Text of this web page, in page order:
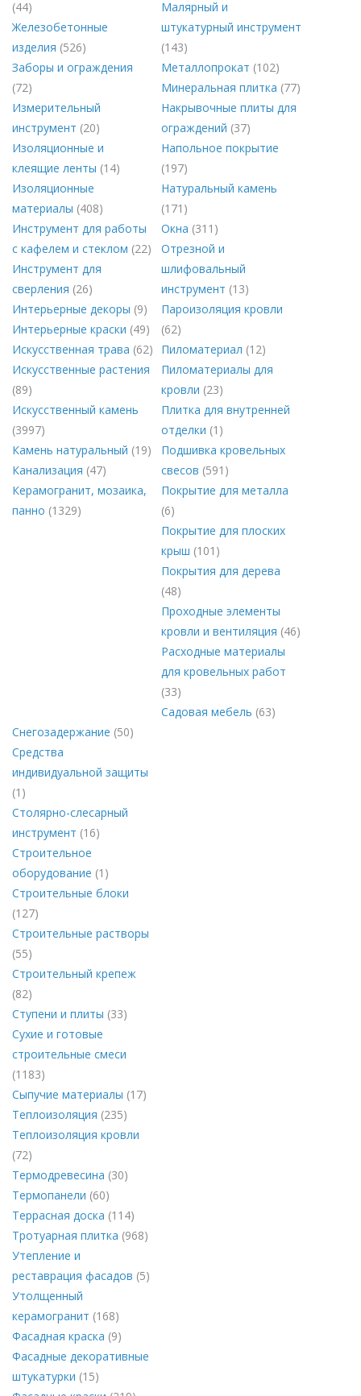
(44)
Железобетонные
изделия (526)
Заборы и ограждения
(72)
Измерительный
инструмент (20)
Изоляционные и
клеящие ленты (14)
Изоляционные
материалы (408)
Инструмент для работы
с кафелем и стеклом (22)
Инструмент для
сверления (26)
Интерьерные декоры (9)
Интерьерные краски (49)
Искусственная трава (62)
Искусственные растения
(89)
Искусственный камень
(3997)
Камень натуральный (19)
Канализация (47)
Керамогранит, мозаика,
панно (1329)
Малярный и
штукатурный инструмент
(143)
Металлопрокат (102)
Минеральная плитка (77)
Накрывочные плиты для
ограждений (37)
Напольное покрытие
(197)
Натуральный камень
(171)
Окна (311)
Отрезной и
шлифовальный
инструмент (13)
Пароизоляция кровли
(62)
Пиломатериал (12)
Пиломатериалы для
кровли (23)
Плитка для внутренней
отделки (1)
Подшивка кровельных
свесов (591)
Покрытие для металла
(6)
Покрытие для плоских
крыш (101)
Покрытия для дерева
(48)
Проходные элементы
кровли и вентиляция (46)
Расходные материалы
для кровельных работ
(33)
Садовая мебель (63)
Снегозадержание (50)
Средства
индивидуальной защиты
(1)
Столярно-слесарный
инструмент (16)
Строительное
оборудование (1)
Строительные блоки
(127)
Строительные растворы
(55)
Строительный крепеж
(82)
Ступени и плиты (33)
Сухие и готовые
строительные смеси
(1183)
Сыпучие материалы (17)
Теплоизоляция (235)
Теплоизоляция кровли
(72)
Термодревесина (30)
Термопанели (60)
Террасная доска (114)
Тротуарная плитка (968)
Утепление и
реставрация фасадов (5)
Утолщенный
керамогранит (168)
Фасадная краска (9)
Фасадные декоративные
штукатурки (15)